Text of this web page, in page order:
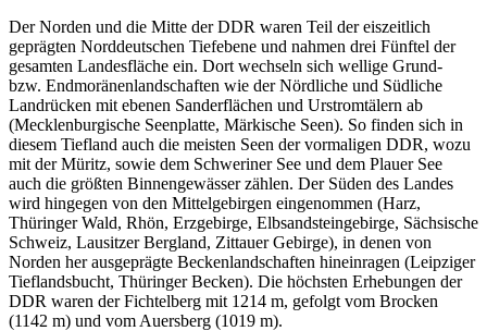
Der Norden und die Mitte der DDR waren Teil der eiszeitlich
geprägten Norddeutschen Tiefebene und nahmen drei Fünftel der
gesamten Landesfläche ein. Dort wechseln sich wellige Grund-
bzw. Endmoränenlandschaften wie der Nördliche und Südliche
Landrücken mit ebenen Sanderflächen und Urstromtälern ab
(Mecklenburgische Seenplatte, Märkische Seen). So finden sich in
diesem Tiefland auch die meisten Seen der vormaligen DDR, wozu
mit der Müritz, sowie dem Schweriner See und dem Plauer See
auch die größten Binnengewässer zählen. Der Süden des Landes
wird hingegen von den Mittelgebirgen eingenommen (Harz,
Thüringer Wald, Rhön, Erzgebirge, Elbsandsteingebirge, Sächsische
Schweiz, Lausitzer Bergland, Zittauer Gebirge), in denen von
Norden her ausgeprägte Beckenlandschaften hineinragen (Leipziger
Tieflandsbucht, Thüringer Becken). Die höchsten Erhebungen der
DDR waren der Fichtelberg mit 1214 m, gefolgt vom Brocken
(1142 m) und vom Auersberg (1019 m).